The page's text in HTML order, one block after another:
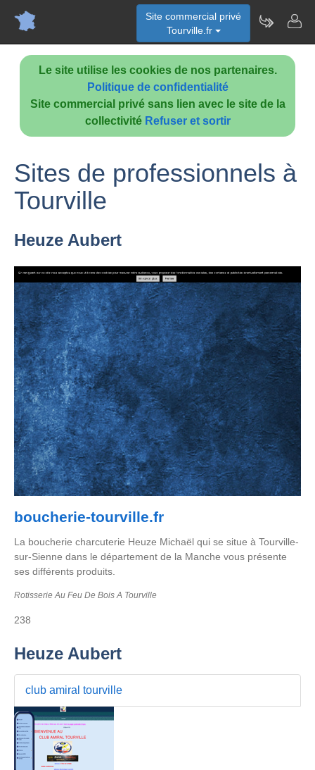
Le site utilise les cookies de nos partenaires.
Politique de confidentialité
Site commercial privé sans lien avec le site de la
collectivité Refuser et sortir
Site commercial privé
Tourville.fr
Sites de professionnels à
Tourville
Heuze Aubert
boucherie-tourville.fr
La boucherie charcuterie Heuze Michaël qui se situe à Tourville-
sur-Sienne dans le département de la Manche vous présente
ses différents produits.
Rotisserie Au Feu De Bois A Tourville
238
Heuze Aubert
club amiral tourville